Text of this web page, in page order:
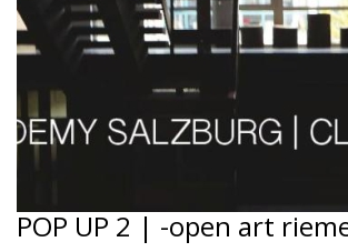
POP UP 2 | -open art